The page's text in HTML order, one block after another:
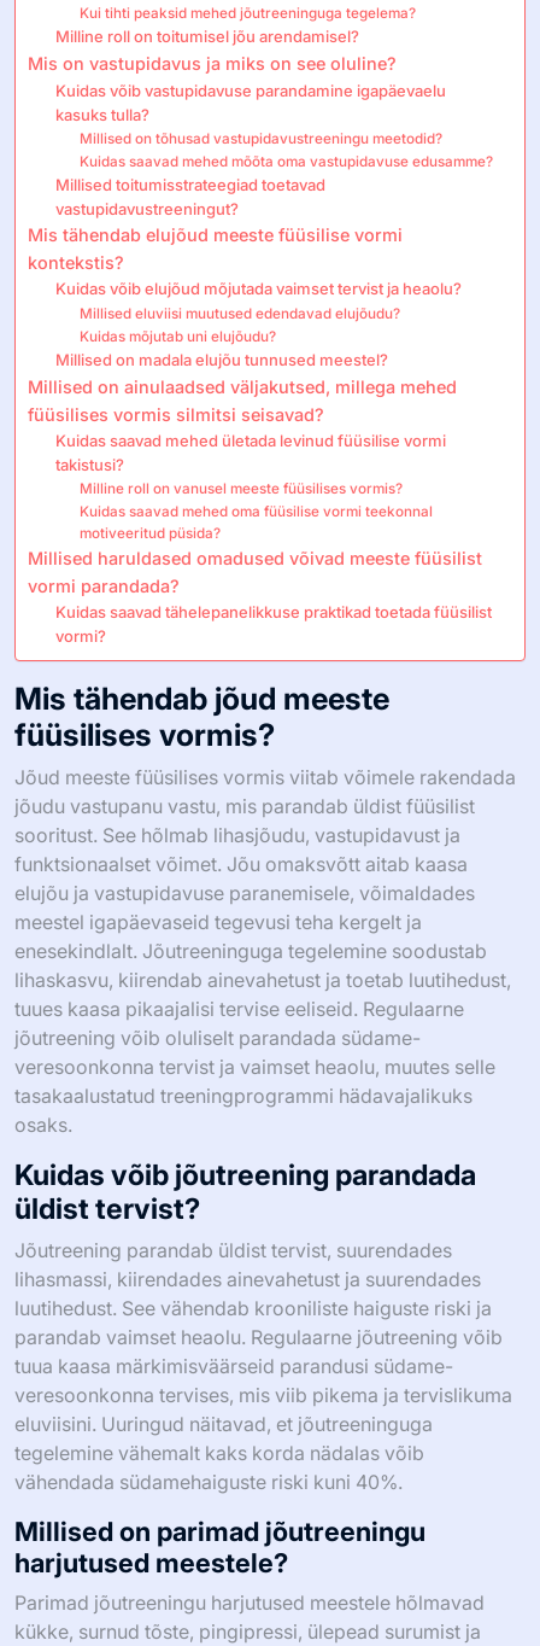
Kui tihti peaksid mehed jõutreeninguga tegelema?
Milline roll on toitumisel jõu arendamisel?
Mis on vastupidavus ja miks on see oluline?
Kuidas võib vastupidavuse parandamine igapäevaelu
kasuks tulla?
Millised on tõhusad vastupidavustreeningu meetodid?
Kuidas saavad mehed mõõta oma vastupidavuse edusamme?
Millised toitumisstrateegiad toetavad
vastupidavustreeningut?
Mis tähendab elujõud meeste füüsilise vormi
kontekstis?
Kuidas võib elujõud mõjutada vaimset tervist ja heaolu?
Millised eluviisi muutused edendavad elujõudu?
Kuidas mõjutab uni elujõudu?
Millised on madala elujõu tunnused meestel?
Millised on ainulaadsed väljakutsed, millega mehed
füüsilises vormis silmitsi seisavad?
Kuidas saavad mehed ületada levinud füüsilise vormi
takistusi?
Milline roll on vanusel meeste füüsilises vormis?
Kuidas saavad mehed oma füüsilise vormi teekonnal
motiveeritud püsida?
Millised haruldased omadused võivad meeste füüsilist
vormi parandada?
Kuidas saavad tähelepanelikkuse praktikad toetada füüsilist
vormi?
Mis tähendab jõud meeste
füüsilises vormis?
Jõud meeste füüsilises vormis viitab võimele rakendada
jõudu vastupanu vastu, mis parandab üldist füüsilist
sooritust. See hõlmab lihasjõudu, vastupidavust ja
funktsionaalset võimet. Jõu omaksvõtt aitab kaasa
elujõu ja vastupidavuse paranemisele, võimaldades
meestel igapäevaseid tegevusi teha kergelt ja
enesekindlalt. Jõutreeninguga tegelemine soodustab
lihaskasvu, kiirendab ainevahetust ja toetab luutihedust,
tuues kaasa pikaajalisi tervise eeliseid. Regulaarne
jõutreening võib oluliselt parandada südame-
veresoonkonna tervist ja vaimset heaolu, muutes selle
tasakaalustatud treeningprogrammi hädavajalikuks
osaks.
Kuidas võib jõutreening parandada
üldist tervist?
Jõutreening parandab üldist tervist, suurendades
lihasmassi, kiirendades ainevahetust ja suurendades
luutihedust. See vähendab krooniliste haiguste riski ja
parandab vaimset heaolu. Regulaarne jõutreening võib
tuua kaasa märkimisväärseid parandusi südame-
veresoonkonna tervises, mis viib pikema ja tervislikuma
eluviisini. Uuringud näitavad, et jõutreeninguga
tegelemine vähemalt kaks korda nädalas võib
vähendada südamehaiguste riski kuni 40%.
Millised on parimad jõutreeningu
harjutused meestele?
Parimad jõutreeningu harjutused meestele hõlmavad
kükke, surnud tõste, pingipressi, ülepead surumist ja